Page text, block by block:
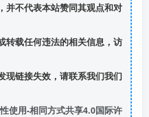
并不代表本站赞同其观点和对
转载任何违法的相关信息，访
现链接失效，请联系我们我们
使用-相同方式共享4.0国际许